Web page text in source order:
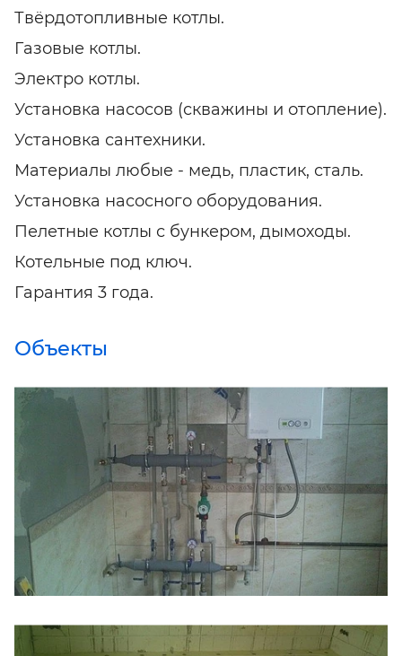
Твёрдотопливные котлы.
Газовые котлы.
Электро котлы.
Установка насосов (скважины и отопление).
Установка сантехники.
Материалы любые - медь, пластик, сталь.
Установка насосного оборудования.
Пелетные котлы с бункером, дымоходы.
Котельные под ключ.
Гарантия 3 года.
Объекты